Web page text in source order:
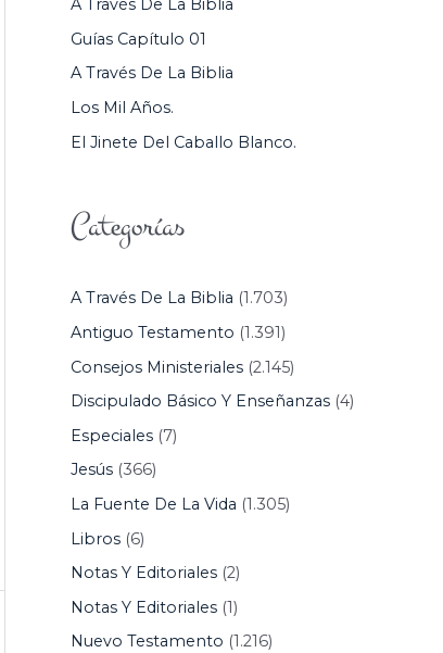
R
:
A Través De La Biblia
Guías Capítulo 01
A Través De La Biblia
Los Mil Años.
El Jinete Del Caballo Blanco.
Categorías
A Través De La Biblia (1.703)
Antiguo Testamento (1.391)
Consejos Ministeriales(2.145)
Discipulado Básico Y Enseñanzas(4)
Especiales(7)
Jesús(366)
La Fuente De La Vida (1.305)
Libros(6)
Notas Y Editoriales(2)
Notas Y Editoriales(1)
Nuevo Testamento (1.216)